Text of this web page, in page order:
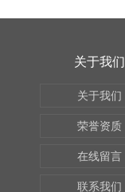
关于我们
关于我们
荣誉资质
在线留言
联系我们